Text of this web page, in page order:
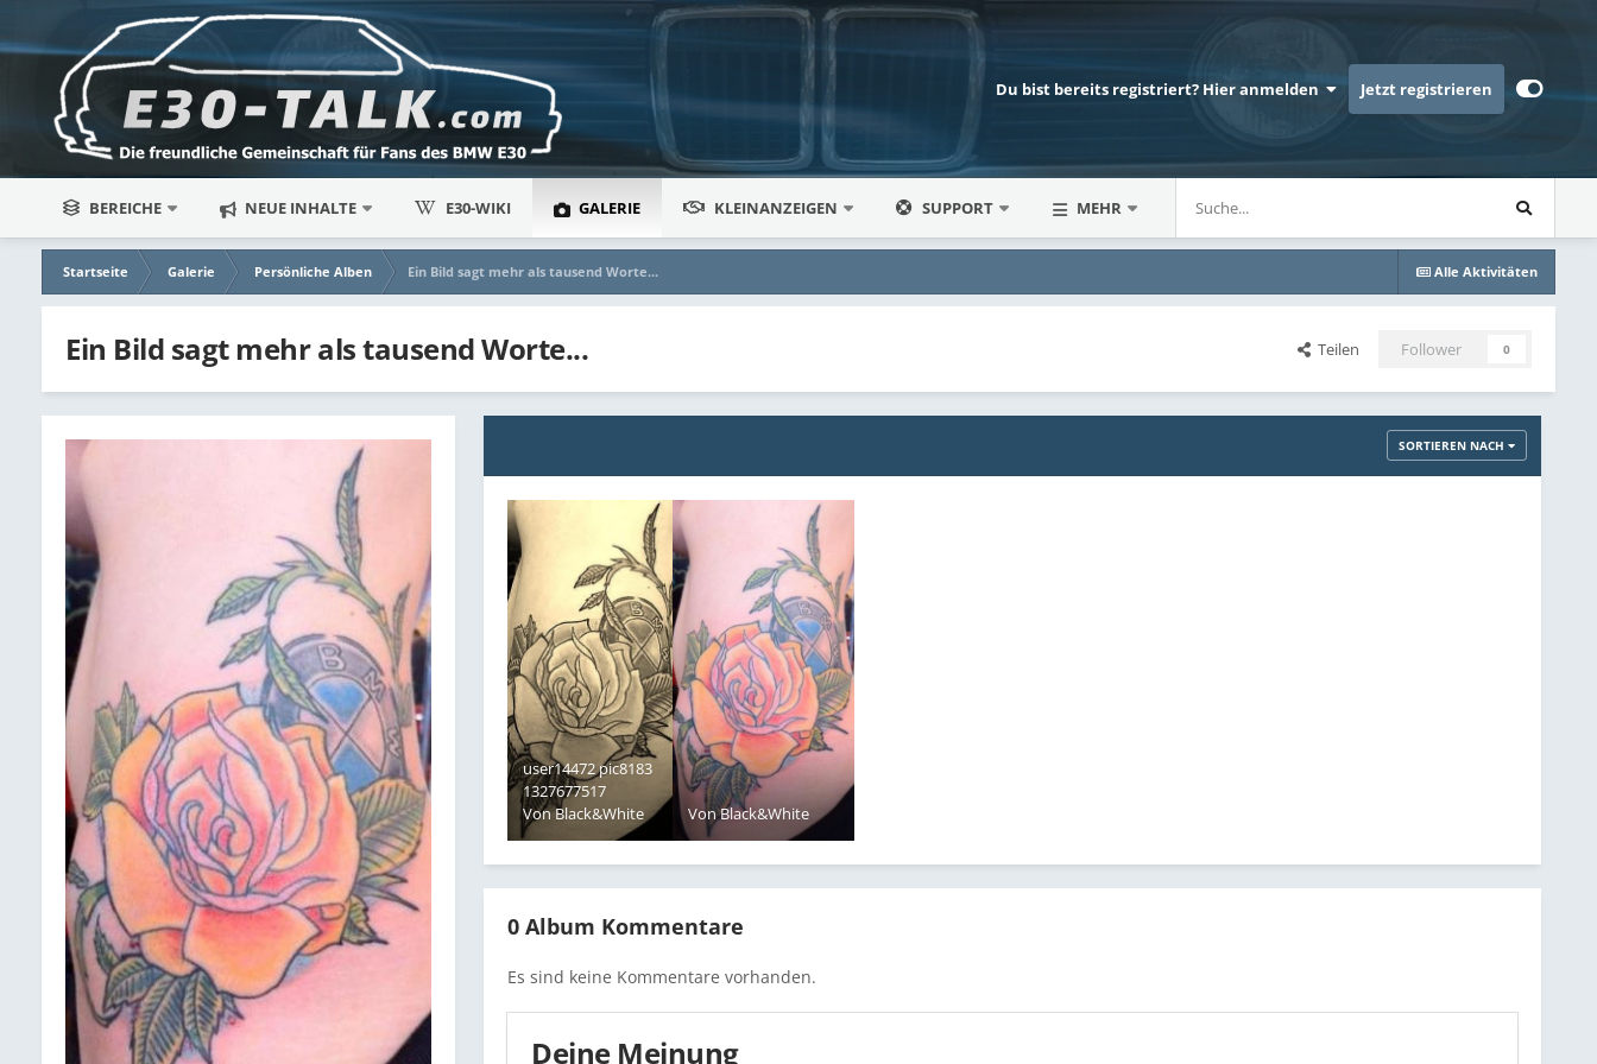
Du bist bereits registriert? Hier anmelden Jetzt registrieren
BEREICHE NEUE INHALTE E30-WIKI GALERIE KLEINANZEIGEN SUPPORT MEHR
Alle Aktivitäten
Startseite Galerie Persönliche Alben Ein Bild sagt mehr als tausend Worte...
Ein Bild sagt mehr als tausend Worte... Teilen Follower 0
SORTIEREN NACH
user14472 pic8183
1327677517
VonBlack&White VonBlack&White
0 Album Kommentare
Es sind keine Kommentare vorhanden.
Deine Meinung